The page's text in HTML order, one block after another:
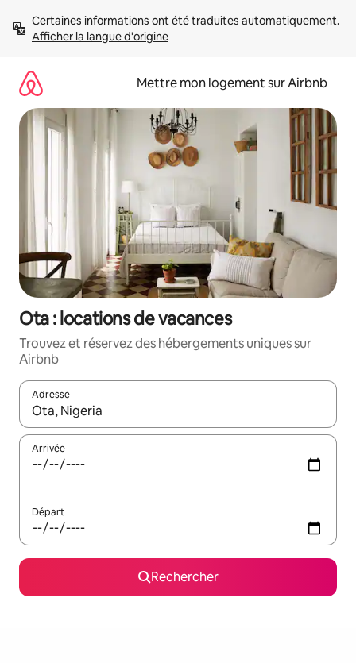
directement
Afficher la langue d'origine
Mettre mon logement sur Airbnb
Ota : locations de vacances
Trouvez et réservez des hébergements uniques sur
Airbnb
Adresse
Lorsque les résultats s'affichent, utilisez les flèches vers le
Arrivée
Départ
Rechercher